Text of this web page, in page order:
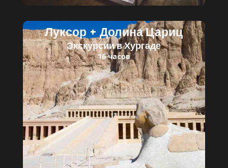
Луксор + Долина Цариц
Экскурсии в Хургаде
16 часов
Взрослый билет: 45 $
Детский билет: 30 $
Читать далее